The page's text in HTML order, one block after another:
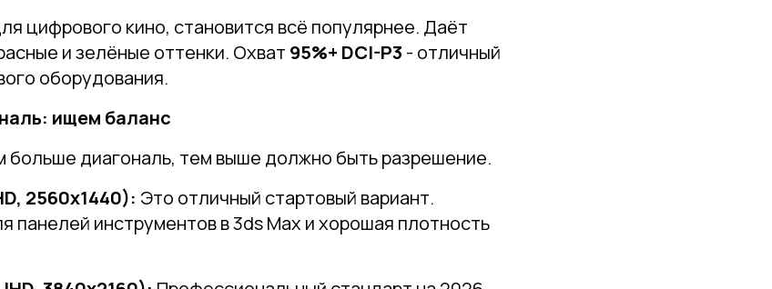
цифрового кино, становится всё популярнее. Даёт
и зелёные оттенки. Охват 95%+ DCI-P3 - отличный
оборудования.
ищем баланс
больше диагональ, тем выше должно быть разрешение.
2560x1440): Это отличный стартовый вариант.
панелей инструментов в 3ds Max и хорошая плотность